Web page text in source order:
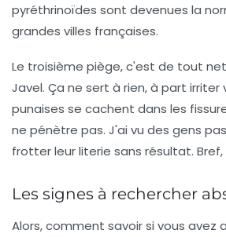
pyréthrinoïdes sont devenues la
grandes villes françaises.
Le troisième piège, c'est de tout
Javel. Ça ne sert à rien, à part irriter
punaises se cachent dans les
ne pénètre pas. J'ai vu des gens
frotter leur literie sans résultat.
Les signes à rechercher
Alors, comment savoir si vous avez